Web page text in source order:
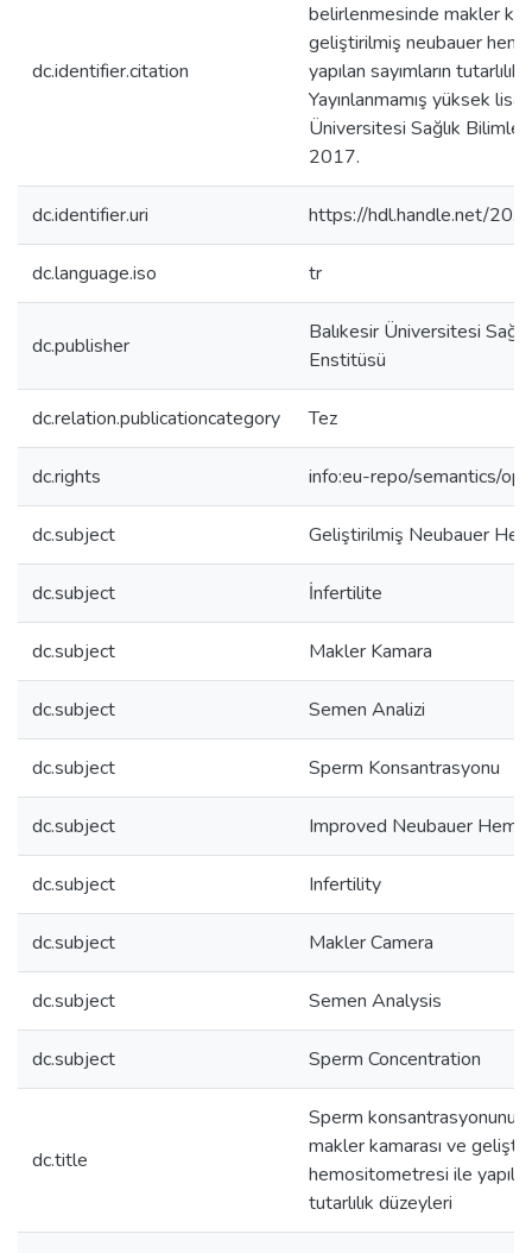
dc.identifier.citation
belirlenmesinde makler
geliştirilmiş neubauer
yapılan sayımların
Yayınlanmamış yüksek
Üniversitesi Sağlık
2017.
dc.identifier.uri https://hdl.handle.net/
dc.language.iso tr
dc.publisher
Balıkesir Üniversitesi
Enstitüsü
dc.relation.publicationcategory Tez
dc.rights info:eu-repo/semantics/
dc.subject Geliştirilmiş Neubauer
dc.subject İnfertilite
dc.subject Makler Kamara
dc.subject Semen Analizi
dc.subject Sperm Konsantrasyonu
dc.subject Improved Neubauer
dc.subject Infertility
dc.subject Makler Camera
dc.subject Semen Analysis
dc.subject Sperm Concentration
dc.title
Sperm
makler kamarası ve
hemositometresi ile yapılan
tutarlılık düzeyleri